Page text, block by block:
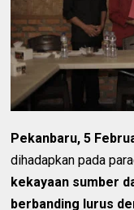
Pekanbaru, 5
dihadapkan pada
kekayaan sumber
berbanding lurus